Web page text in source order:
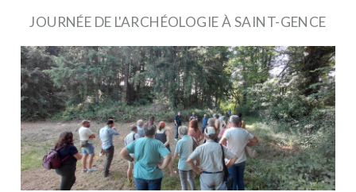
JOURNÉE DE L'ARCHÉOLOGIE À SAINT-GENCE